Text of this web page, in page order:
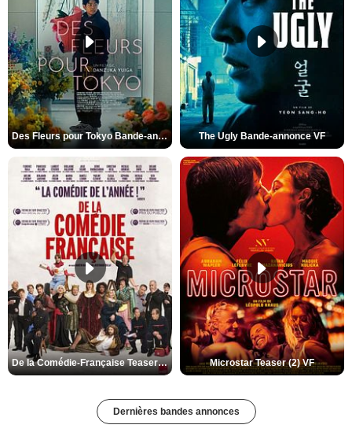
Des Fleurs pour Tokyo Bande-annonce VO STFR The Ugly Bande-annonce VF
De la Comédie-Française Teaser (3) VF Microstar Teaser (2) VF
Dernières bandes annonces